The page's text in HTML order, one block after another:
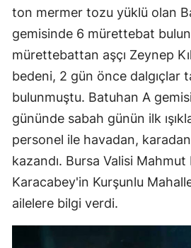
ton mermer tozu yüklü olan
gemisinde 6 mürettebat
mürettebattan aşçı Zeynep
bedeni, 2 gün önce dalgıçlar
bulunmuştu. Batuhan A
gününde sabah günün ilk
personel ile havadan,
kazandı. Bursa Valisi
Karacabey'in Kurşunlu
ailelere bilgi verdi.